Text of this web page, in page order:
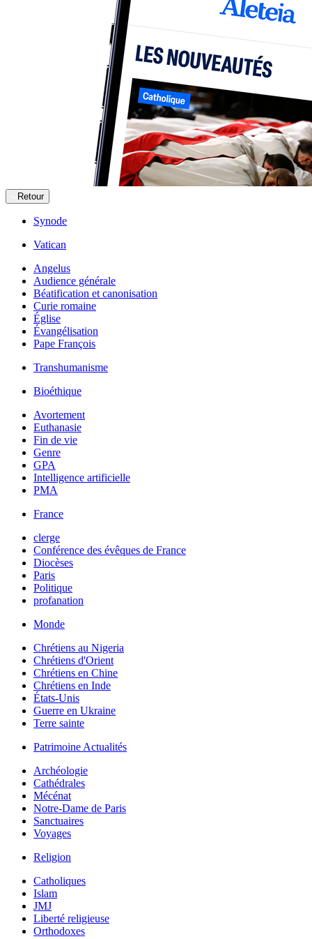
Retour
Synode
Vatican
Angelus
Audience générale
Béatification et canonisation
Curie romaine
Église
Évangélisation
Pape François
Transhumanisme
Bioéthique
Avortement
Euthanasie
Fin de vie
Genre
GPA
Intelligence artificielle
PMA
France
clerge
Conférence des évêques de France
Diocèses
Paris
Politique
profanation
Monde
Chrétiens au Nigeria
Chrétiens d'Orient
Chrétiens en Chine
Chrétiens en Inde
États-Unis
Guerre en Ukraine
Terre sainte
Patrimoine Actualités
Archéologie
Cathédrales
Mécénat
Notre-Dame de Paris
Sanctuaires
Voyages
Religion
Catholiques
Islam
JMJ
Liberté religieuse
Orthodoxes